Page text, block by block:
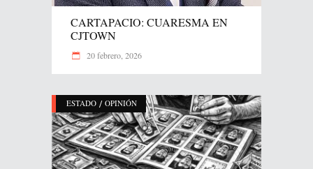
CARTAPACIO: CUARESMA EN
CJTOWN
20 febrero, 2026
ESTADO / OPINIÓN